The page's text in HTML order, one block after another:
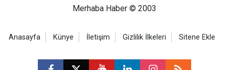
Merhaba Haber © 2003
Anasayfa Künye İletişim Gizlilik İlkeleri Sitene Ekle